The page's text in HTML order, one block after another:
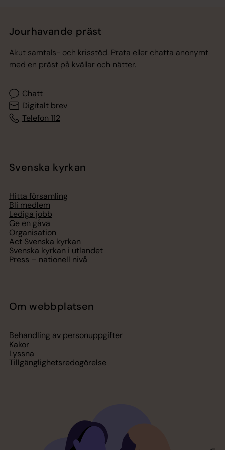
Jourhavande präst
Akut samtals- och krisstöd. Prata eller chatta anonymt
med en präst på kvällar och nätter.
Chatt
Digitalt brev
Telefon 112
Svenska kyrkan
Hitta församling
Bli medlem
Lediga jobb
Ge en gåva
Organisation
Act Svenska kyrkan
Svenska kyrkan i utlandet
Press – nationell nivå
Om webbplatsen
Behandling av personuppgifter
Kakor
Lyssna
Tillgänglighetsredogörelse